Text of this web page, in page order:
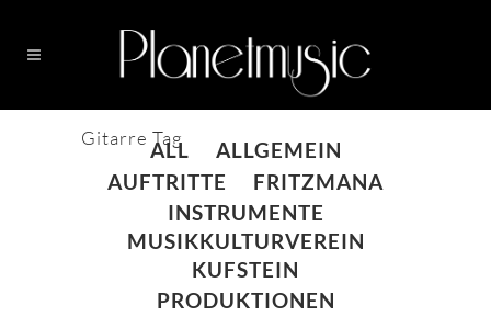
Gitarre Tag
ALL
ALLGEMEIN
AUFTRITTE
FRITZMANA
INSTRUMENTE
MUSIKKULTURVEREIN
KUFSTEIN
PRODUKTIONEN